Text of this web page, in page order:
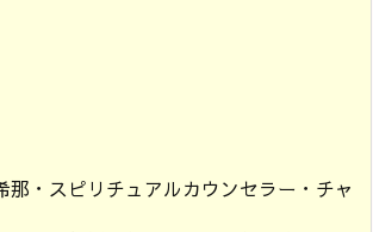
那・スピリチュアルカウンセラー・チャ